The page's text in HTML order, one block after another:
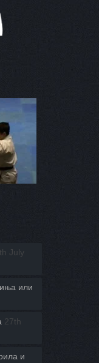
July
или
27th
и